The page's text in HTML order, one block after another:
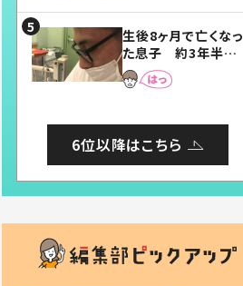
まらない」「幸せにな
れる」
生後8ヶ月で亡くなっ
た息子 約3年半
後、当時の妻の日記
に書いてあった本音
6位以降はこちら